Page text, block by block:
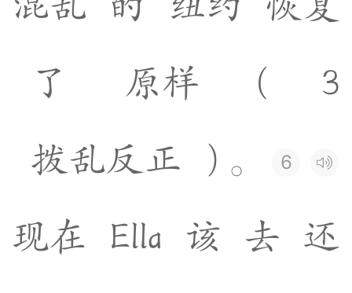
了
原样 (
3
拨乱反正 ) 。 6
现在 Ella 该 去
还